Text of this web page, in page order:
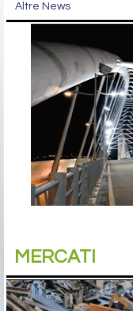
Altre News
MERCATI